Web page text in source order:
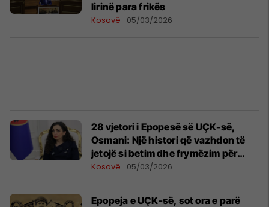
lirinë para frikës
Kosovë 05/03/2026
28 vjetori i Epopesë së UÇK-së,
Osmani: Një histori që vazhdon të
jetojë si betim dhe frymëzim për
brezat
Kosovë 05/03/2026
Epopeja e UÇK-së, sot ora e parë